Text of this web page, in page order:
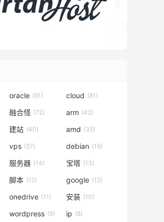
oracle (91) cloud (81)
融合怪 (72) arm (42)
建站 (40) amd (35)
vps (27) debian (16)
服务器 (14) 宝塔 (13)
脚本 (12) google (12)
onedrive (11) 安装 (10)
wordpress (9) ip (8)